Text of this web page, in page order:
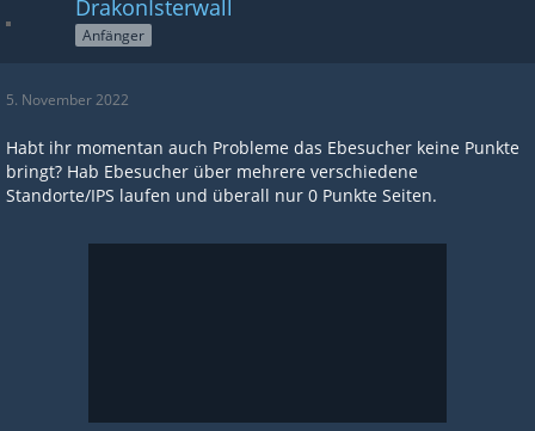
DrakonIsterwall
Anfänger
5. November 2022
Habt ihr momentan auch Probleme das Ebesucher keine Punkte
bringt? Hab Ebesucher über mehrere verschiedene
Standorte/IPS laufen und überall nur 0 Punkte Seiten.